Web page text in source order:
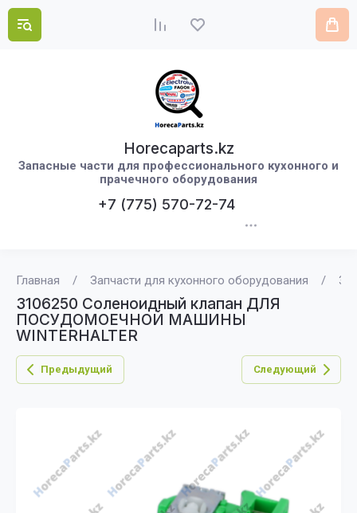
Horecaparts.kz
Запасные части для профессионального кухонного и
прачечного оборудования
+7 (775) 570-72-74
Главная / Запчасти для кухонного оборудования /
3106250 Соленоидный клапан ДЛЯ
ПОСУДОМОЕЧНОЙ МАШИНЫ
WINTERHALTER
Предыдущий Следующий